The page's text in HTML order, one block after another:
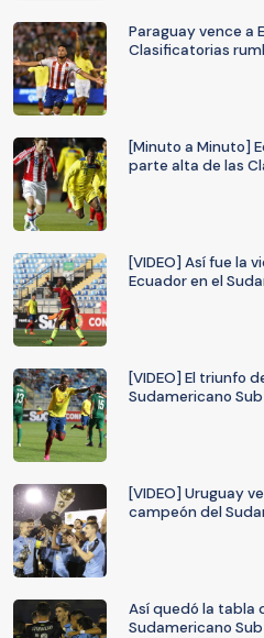
Paraguay vence a
Clasificatorias
[Minuto a Minuto]
parte alta de las
[VIDEO] Así fue la
Ecuador en el
[VIDEO] El triunfo
Sudamericano Sub
[VIDEO] Uruguay
campeón del
Así quedó la tabla
Sudamericano